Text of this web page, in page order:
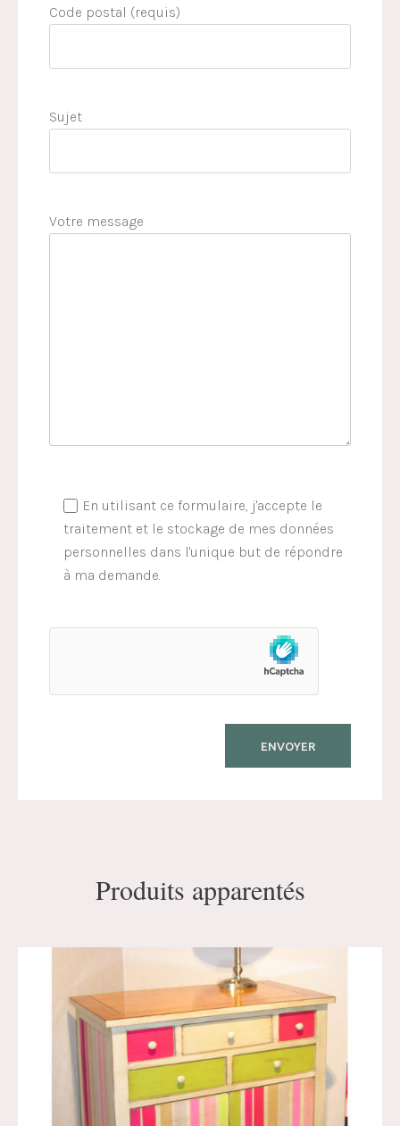
Code postal (requis)
Sujet
Votre message
En utilisant ce formulaire, j'accepte le
traitement et le stockage de mes données
personnelles dans l'unique but de répondre
à ma demande.
Produits apparentés